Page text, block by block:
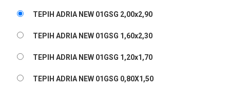
TEPIH ADRIA NEW 01GSG 2,00x2,90
TEPIH ADRIA NEW 01GSG 1,60x2,30
TEPIH ADRIA NEW 01GSG 1,20x1,70
TEPIH ADRIA NEW 01GSG 0,80X1,50